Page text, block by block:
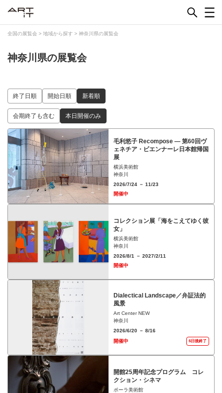
全国の展覧会 > 地域から探す > 神奈川県の展覧会
神奈川県の展覧会
終了日順 開始日順 新着順
会期終了も含む 本日開催のみ
毛利悠子 Recompose ― 第60回ヴ
ェネチア・ビエンナーレ日本館帰国
展
横浜美術館
神奈川
2026/7/24 － 11/23
開催中
コレクション展「海をこえてゆく彼
女」
横浜美術館
神奈川
2026/8/1 － 2027/2/11
開催中
Dialectical Landscape／弁証法的
風景
Art Center NEW
神奈川
2026/6/20 － 8/16
開催中
6日後終了
開館25周年記念プログラム コレ
クション・シネマ
ポーラ美術館